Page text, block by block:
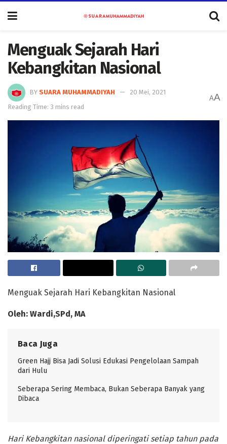
Menguak Sejarah Hari
Kebangkitan Nasional
BY SUARA MUHAMMADIYAH
20 Mei, 2021
Reading Time: 3 mins read
AA
Menguak Sejarah Hari Kebangkitan Nasional
Oleh: Wardi,SPd, MA
Baca Juga
Green Hajj Bisa Jadi Solusi Edukasi Pengelolaan Sampah
dari Hulu
Seberapa Sering Membaca, Bukan Seberapa Banyak yang
Dibaca
Hari Kebangkitan nasional diperingati setiap tahun pada